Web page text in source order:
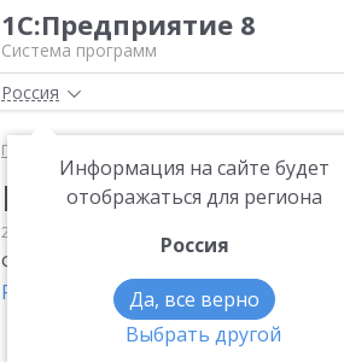
1С:Предприятие 8
Система программ
Россия
Информация на сайте будет
отображаться для региона
Россия
Да, все верно
Выбрать другой
Главная
КС к декларации
22.11.2019
ФНС привела контрольные
России от 15.11.2019 № БС-4-21/
1С:ERP Управление предприятием 2.5